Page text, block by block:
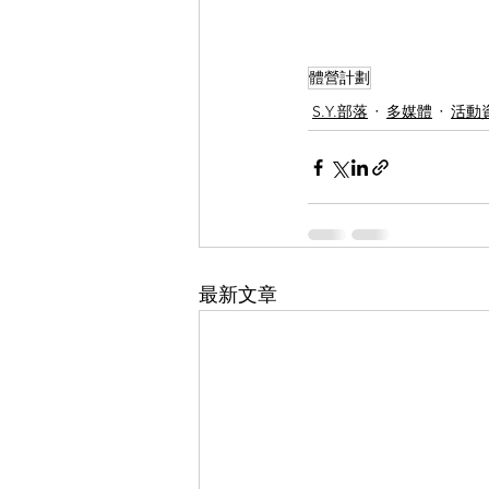
體營計劃
S.Y.部落
多媒體 活動
最新文章